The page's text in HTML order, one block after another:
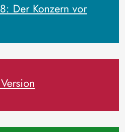
Der Konzern vor